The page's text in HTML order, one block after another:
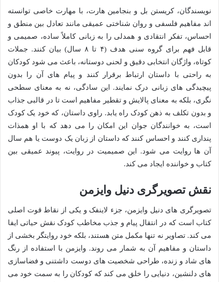
نویسندگان، کریستن بل و بنجامین هارت، با مهارت خاصی توانسته
اند مفاهیم فلسفی و روان شناختی عمیقی مانند تعادل بین منطق و
احساس، تفکر انتقادی و همدلی را به زبانی کاملاً ساده، صمیمی و
قابل فهم برای گروه سنی هدف (۴ تا ۸ سال) بیان کنند. جملات
کوتاه، واژگان انتخابی دقیق و لحنی دوستانه، باعث می شود کودکان
به راحتی با داستان ارتباط برقرار کنند و پیام های آن را بدون
پیچیدگی های زبانی درک نمایند. این سادگی، نه به معنای سطحی
نگری، بلکه به معنای پالایش و تقطیر مفاهیم است تا در قالبی جذاب
و بدون تکلف به ذهن کودک راه یابد. راوی داستان، که خود یک کودک
است، به خوانندگان جوان این امکان را می دهد که با او همذات
پنداری کنند و احساس کنند که داستان از زبان یک دوست یا هم سال
آن ها روایت می شود. این صمیمیت در روایت، پیوند عمیقی بین
کتاب و خواننده ایجاد می کند.
نقش تصویرگری دنیل وایزمن
تصویرگری های دنیل وایزمن، جزء لاینفک و یکی از نقاط قوت اصلی
کتاب است که در انتقال پیام و جذب مخاطب کودک نقش حیاتی ایفا
می کند. تصاویر نه تنها مکمل متن هستند، بلکه خود روایتگر بخشی از
داستان و مفاهیم آن به شمار می روند. وایزمن با استفاده از رنگ
های شاد و زنده، طراحی شخصیت های دوست داشتنی و فضاسازی
های دلنشین، دنیایی را خلق می کند که کودکان را به سمت خود می